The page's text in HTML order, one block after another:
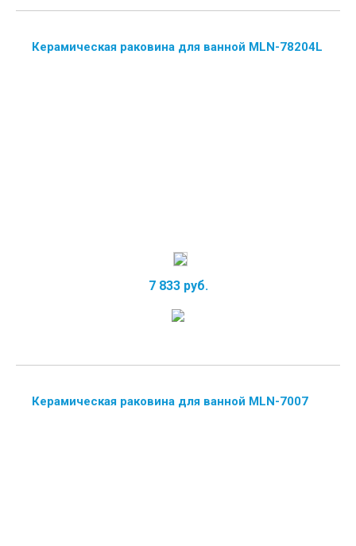
Керамическая раковина для ванной MLN-78204L
7 833 руб.
Керамическая раковина для ванной MLN-7007